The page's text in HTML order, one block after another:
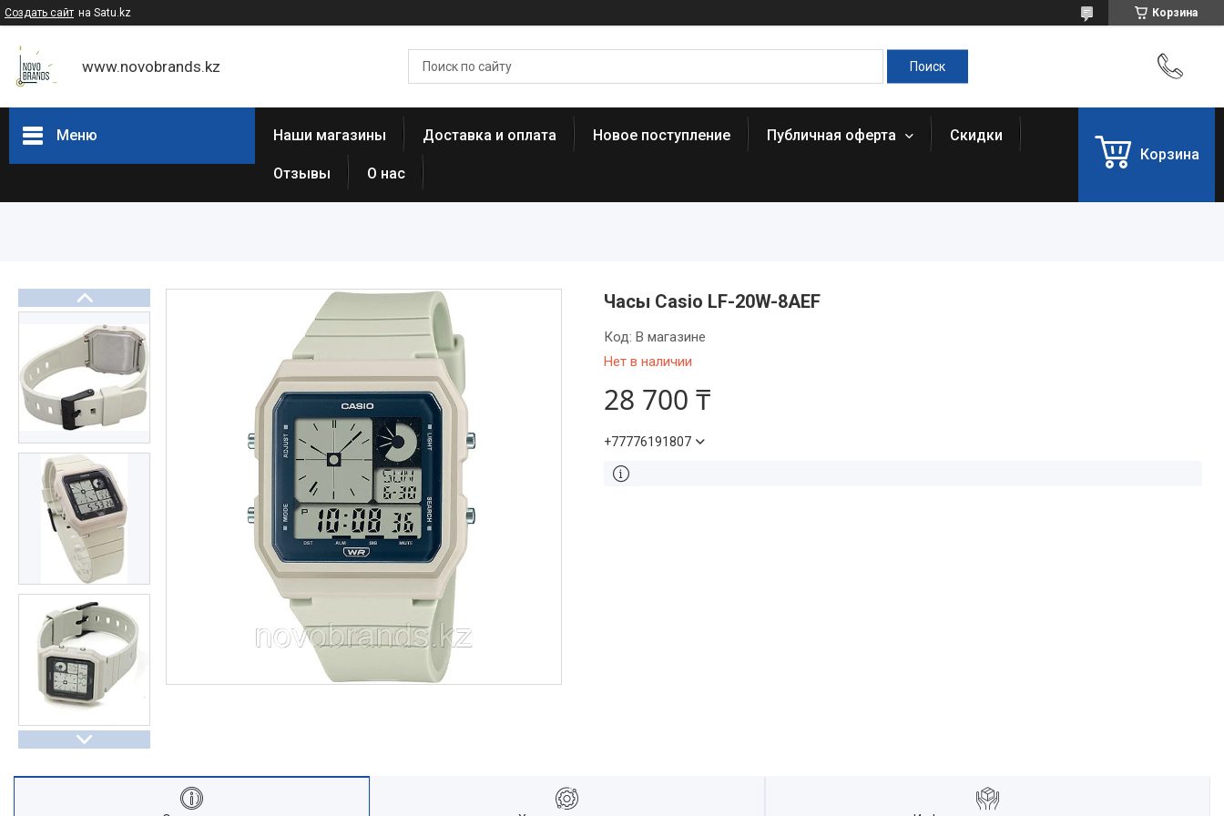
Создать сайт на Satu.kz Корзина
www.novobrands.kz
Меню
Часы Casio Pro Trek
Atlantic (Швейцария,est 1888)
Casio-Женские часы
Часы Casio Retro
Часы ORIENT
Часы Восток (Чистопольский
завод)
Часы Seiko
Casio спортивные часы
Будильники / настольные часы
Парные модели | СКИДКИ
Новости
Статьи
Наши магазины Доставка и оплата Новое поступление Публичная оферта Скидки
Отзывы О нас
Корзина
Часы Casio LF-20W-8AEF
Нет в наличии
Код: В магазине
28 700 ₸
+77776191807